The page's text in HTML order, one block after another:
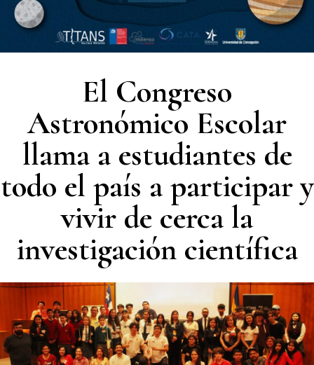
El Congreso
Astronómico Escolar
llama a estudiantes de
todo el país a participar y
vivir de cerca la
investigación científica